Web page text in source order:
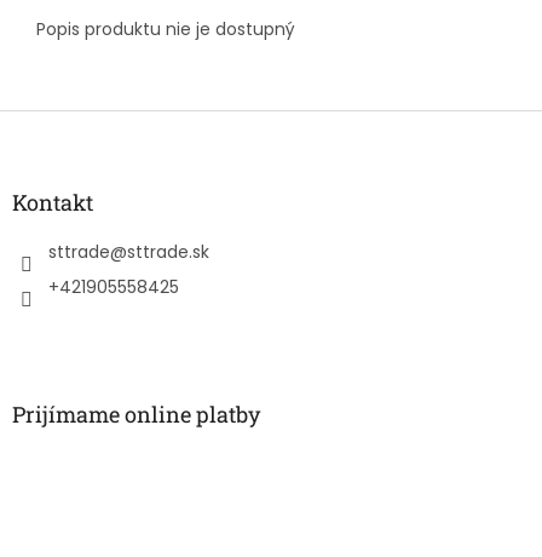
Popis produktu nie je dostupný
Z
Kontakt
sttrade@sttrade.sk
+421905558425
Prijímame online platby